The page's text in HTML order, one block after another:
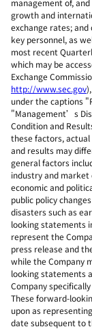
management of,
growth and
exchange rates; and
key personnel, as
most recent
which may be
Exchange
http://www.sec.gov
under the captions
"Management’s
Condition and
these factors,
and results may
general factors
industry and
economic and
public policy
disasters such as
looking statements
represent the
press release and
while the Company
looking statements
Company
These forward-
upon as
date subsequent to